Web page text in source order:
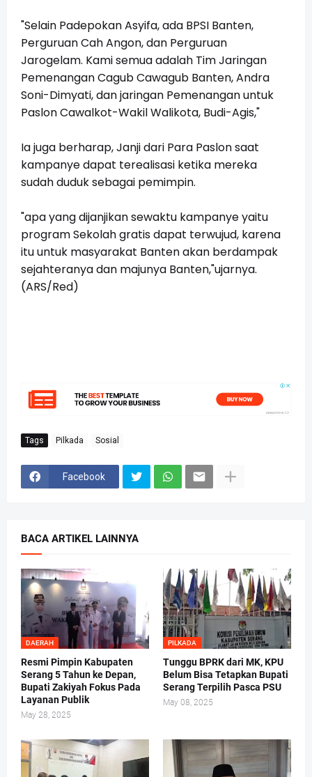
"Selain Padepokan Asyifa, ada BPSI Banten,
Perguruan Cah Angon, dan Perguruan
Jarogelam. Kami semua adalah Tim Jaringan
Pemenangan Cagub Cawagub Banten, Andra
Soni-Dimyati, dan jaringan Pemenangan untuk
Paslon Cawalkot-Wakil Walikota, Budi-Agis,"
Ia juga berharap, Janji dari Para Paslon saat
kampanye dapat terealisasi ketika mereka
sudah duduk sebagai pemimpin.
"apa yang dijanjikan sewaktu kampanye yaitu
program Sekolah gratis dapat terwujud, karena
itu untuk masyarakat Banten akan berdampak
sejahteranya dan majunya Banten,"ujarnya.
(ARS/Red)
Tags Pilkada Sosial
Facebook
BACA ARTIKEL LAINNYA
DAERAH
Resmi Pimpin Kabupaten
Serang 5 Tahun ke Depan,
Bupati Zakiyah Fokus Pada
Layanan Publik
May 28, 2025
PILKADA
Tunggu BPRK dari MK, KPU
Belum Bisa Tetapkan Bupati
Serang Terpilih Pasca PSU
May 08, 2025